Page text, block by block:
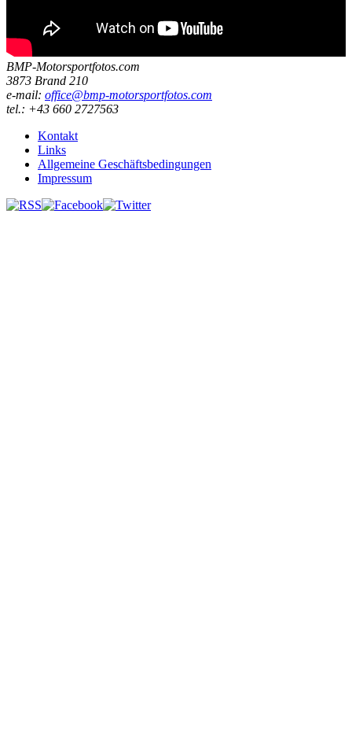
BMP-Motorsportfotos.com
3873 Brand 210
e-mail: office@bmp-motorsportfotos.com
tel.: +43 660 2727563
Kontakt
Links
Allgemeine Geschäftsbedingungen
Impressum